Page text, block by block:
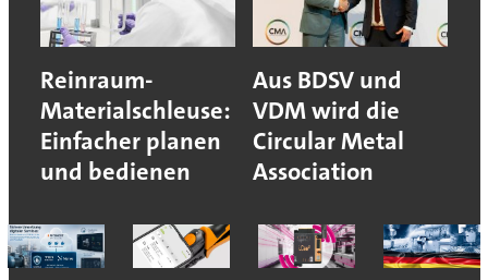
Reinraum-
Materialschleuse:
Einfacher planen
und bedienen
Aus BDSV und
VDM wird die
Circular Metal
Association